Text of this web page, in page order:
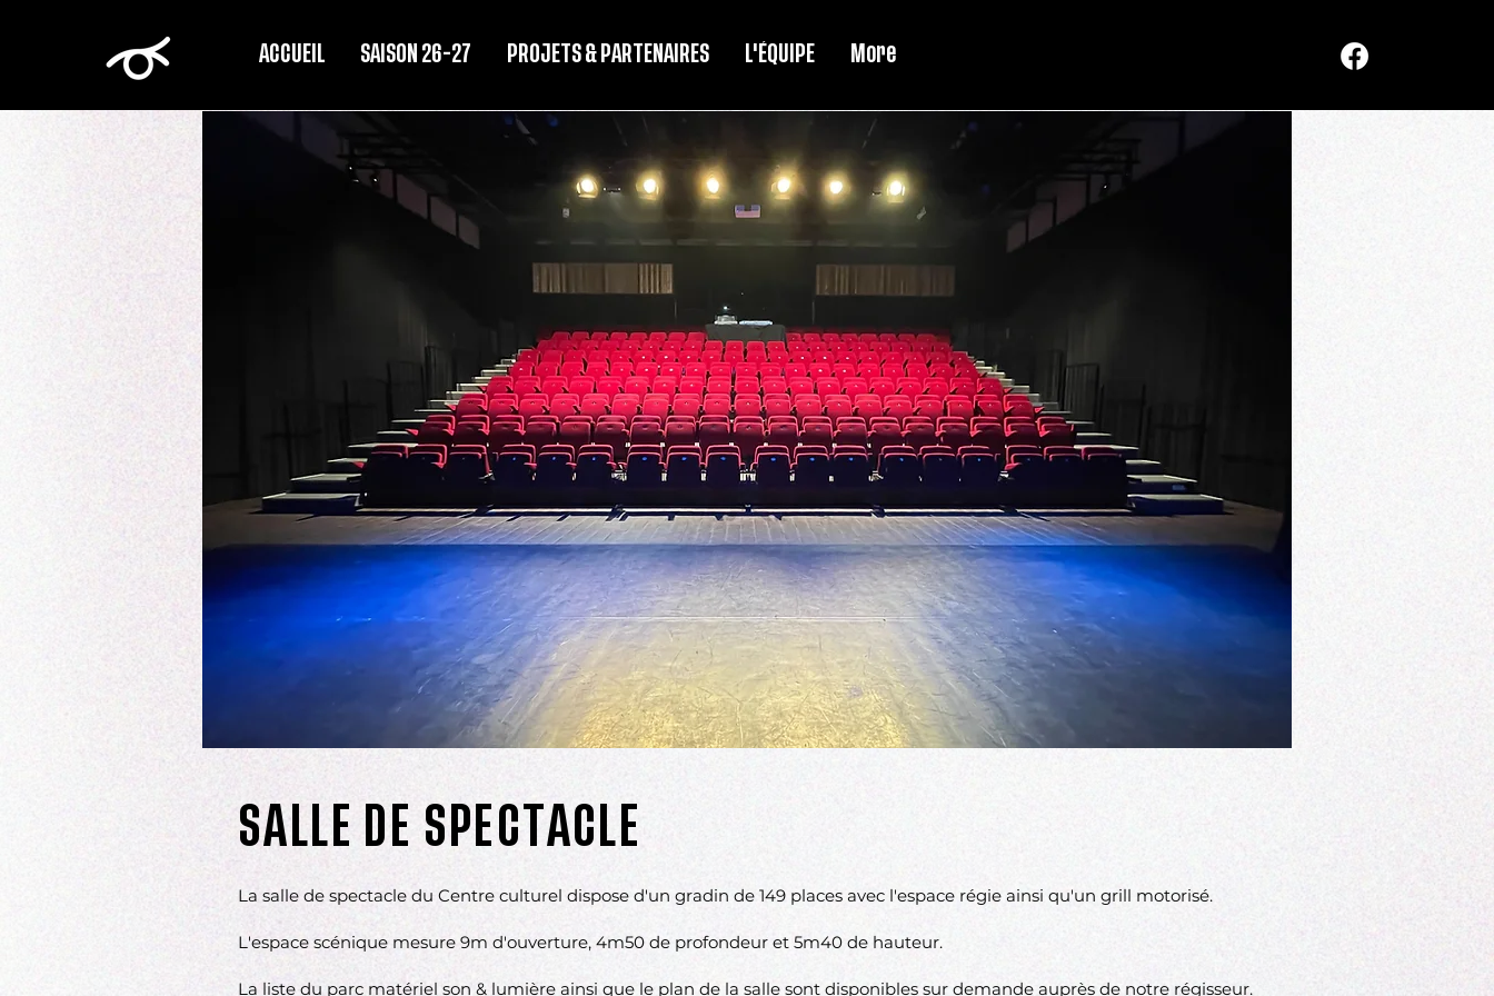
ACCUEIL SAISON 26-27 PROJETS & PARTENAIRES L'ÉQUIPE More
SALLE DE SPECTACLE
La salle de spectacle du Centre culturel dispose d'un gradin de 149 places avec l'espace régie ainsi qu'un grill motorisé.
L'espace scénique mesure 9m d'ouverture, 4m50 de profondeur et 5m40 de hauteur.
La liste du parc matériel son & lumière ainsi que le plan de la salle sont disponibles sur demande auprès de notre régisseur.